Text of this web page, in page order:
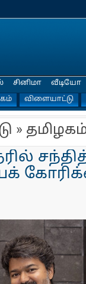
விளையாட்டு
சினிமா வீடியோ
»